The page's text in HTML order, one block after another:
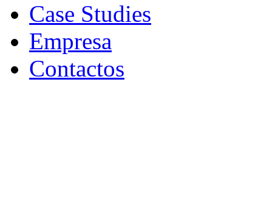
Case Studies
Empresa
Contactos